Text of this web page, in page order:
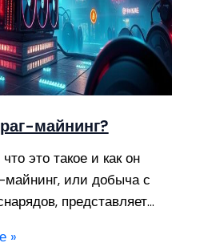
майнинг?
это такое и как он
майнинг, или добыча с
представляет…
»